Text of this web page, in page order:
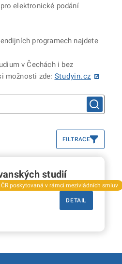
elektronické podání
programech najdete
v Čechách i bez
možnosti zde: Studyin.cz
FILTRACE
studií
poskytovaná v rámci mezivládních smluv
DETAIL